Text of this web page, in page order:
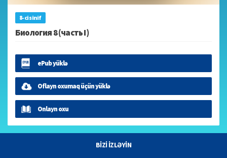
8-ci sinif
Биология 8 (часть I)
ePub yüklə
Oflayn oxumaq üçün yüklə
Onlayn oxu
BİZİ İZLƏYİN